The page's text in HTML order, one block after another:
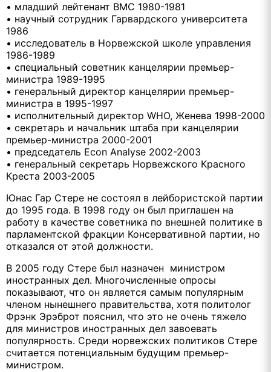
• младший лейтенант ВМС 1980-1981
• научный сотрудник Гарвардского университета
1986
• исследователь в Норвежской школе управления
1986-1989
• специальный советник канцелярии премьер-
министра 1989-1995
• генеральный директор канцелярии премьер-
министра в 1995-1997
• исполнительный директор WHO, Женева 1998-2000
• секретарь и начальник штаба при канцелярии
премьер-министра 2000-2001
• председатель Econ Analyse 2002-2003
• генеральный секретарь Норвежского Красного
Креста 2003-2005
Юнас Гар Стере не состоял в лейбористской партии
до 1995 года. В 1998 году он был приглашен на
работу в качестве советника по внешней политике в
парламентской фракции Консервативной партии, но
отказался от этой должности.
В 2005 году Стере был назначен министром
иностранных дел. Многочисленные опросы
показывают, что он является самым популярным
членом нынешнего правительства, хотя политолог
Фрэнк Эрэброт пояснил, что это не очень тяжело
для министров иностранных дел завоевать
популярность. Среди норвежских политиков Стере
считается потенциальным будущим премьер-
министром.